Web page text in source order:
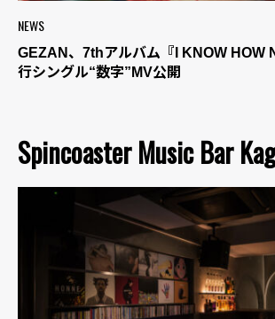
NEWS
GEZAN、7thアルバム『I KNOW
行シングル“数字”MV公開
Spincoaster Music Bar